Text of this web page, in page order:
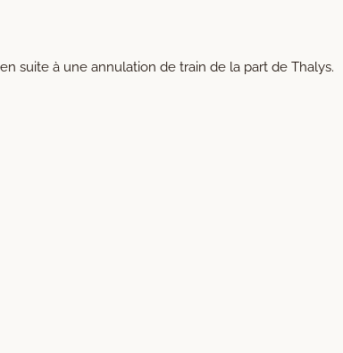
suite à une annulation de train de la part de Thalys.